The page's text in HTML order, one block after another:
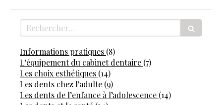
Rechercher
Informations pratiques (8)Articles Count
L'équipement du cabinet dentaire (7)Articles Count
Les choix esthétiques (14)Articles Count
Les dents chez l'adulte (9)Articles Count
Les dents de l’enfance à l’adolescence (14)Articles Count